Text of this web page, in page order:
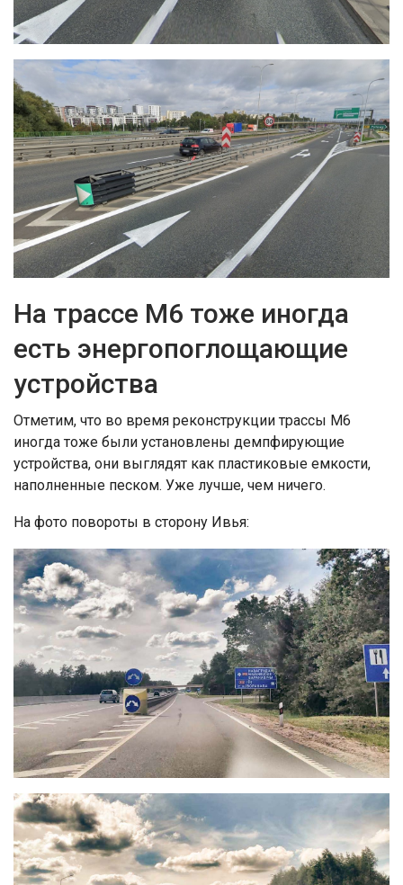
На трассе М6 тоже иногда
есть энергопоглощающие
устройства
Отметим, что во время реконструкции трассы М6
иногда тоже были установлены демпфирующие
устройства, они выглядят как пластиковые емкости,
наполненные песком. Уже лучше, чем ничего.
На фото повороты в сторону Ивья: